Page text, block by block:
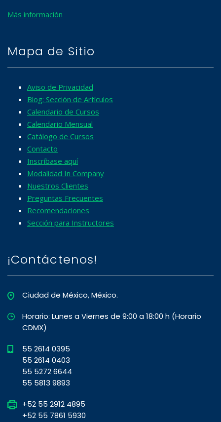
Más información
Mapa de Sitio
Aviso de Privacidad
Blog: Sección de Artículos
Calendario de Cursos
Calendario Mensual
Catálogo de Cursos
Contacto
Inscríbase aquí
Modalidad In Company
Nuestros Clientes
Preguntas Frecuentes
Recomendaciones
Sección para Instructores
¡Contáctenos!
Ciudad de México, México.
Horario: Lunes a Viernes de 9:00 a 18:00 h (Horario
CDMX)
55 2614 0395
55 2614 0403
55 5272 6644
55 5813 9893
+52 55 2912 4895
+52 55 7861 5930